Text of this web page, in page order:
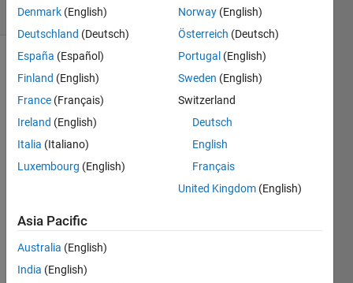
(30 days)
下記
の図
に、
２つ
のグ
ラフ
Denmark (English)
Deutschland (Deutsch)
España (Español)
Finland (English)
France (Français)
Ireland (English)
Italia (Italiano)
Luxembourg (English)
Norway (English)
Österreich (Deutsch)
Portugal (English)
Sweden (English)
Switzerland
Deutsch
English
Français
United Kingdom (English)
Asia Pacific
Australia (English)
India (English)